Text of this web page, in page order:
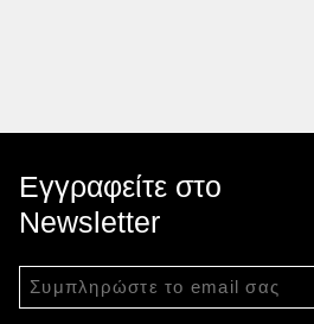
Εγγραφείτε στο
Newsletter